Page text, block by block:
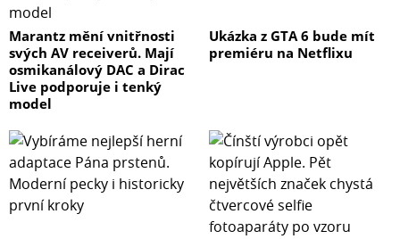
Marantz mění vnitřnosti
svých AV receiverů. Mají
osmikanálový DAC a Dirac
Live podporuje i tenký
model
Ukázka z GTA 6 bude mít
premiéru na Netflixu